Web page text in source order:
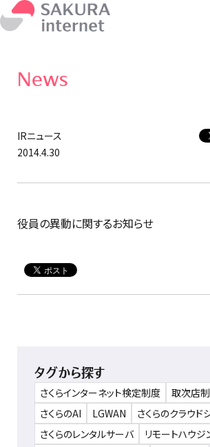
News
IRニュース
2014.4.30
役員の異動に関するお知らせ
タグから探す
さくらインターネット検定制度 取次店
さくらのAI
LGWAN
さくらのクラウド
さくらのレンタルサーバ
リモートハウジ